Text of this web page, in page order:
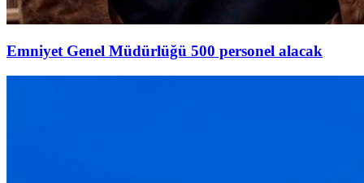
Emniyet Genel Müdürlüğü 500 personel alacak